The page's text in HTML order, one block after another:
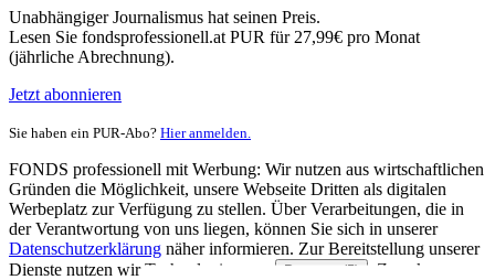
Unabhängiger Journalismus hat seinen Preis.
Lesen Sie fondsprofessionell.at PUR für 27,99€ pro Monat
(jährliche Abrechnung).
Jetzt abonnieren
Sie haben ein PUR-Abo? Hier anmelden.
FONDS professionell mit Werbung: Wir nutzen aus wirtschaftlichen
Gründen die Möglichkeit, unsere Webseite Dritten als digitalen
Werbeplatz zur Verfügung zu stellen. Über Verarbeitungen, die in
der Verantwortung von uns liegen, können Sie sich in unserer
Datenschutzerklärung näher informieren. Zur Bereitstellung unserer
Dienste nutzen wir Technologien von
Partnern (5)
. Zwecke: